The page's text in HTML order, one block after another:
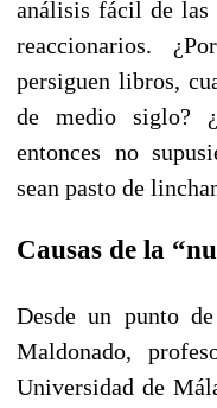
análisis fácil de las
reaccionarios.
persiguen libros,
de medio siglo?
entonces no
sean pasto de
Causas de la
Desde un punto
Maldonado,
Universidad de